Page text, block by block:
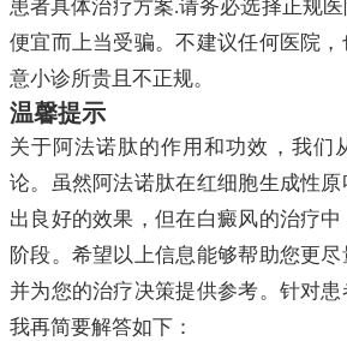
患者具体治疗方案.请务必选择正规
便宜而上当受骗。不建议任何医院
意小诊所贵且不正规。
温馨提示
关于阿法诺肽的作用和功效，我们
论。虽然阿法诺肽在红细胞生成性
出良好的效果，但在白癜风的治疗
阶段。希望以上信息能够帮助您更尽
并为您的治疗决策提供参考。针对患
我再简要解答如下：